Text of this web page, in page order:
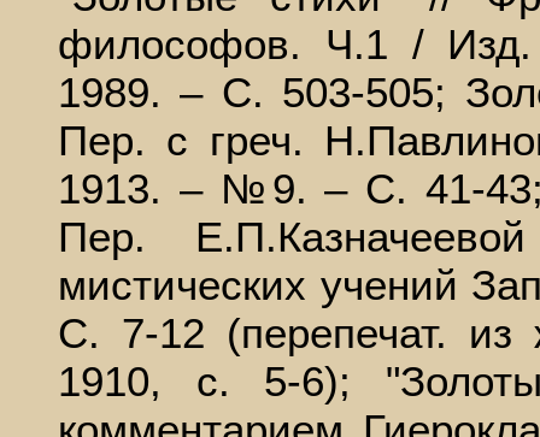
философов. Ч.1 / Изд.
1989. – С. 503-505;
Пер. с греч.
1913. – №9. – С. 41-
Пер.
мистических учений
С. 7-12 (перепечат.
1910, с. 5-6);